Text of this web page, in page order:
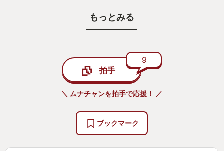
かっていなかった。ステータスの振り方、立ち回
り、武器の強化、そのほか死にゲーの基本となるこ
そして思った。「面白くない」と。トライ＆エラ
ーを繰り返すことに耐性がなく、ソウルを幾度とな
くロストし、少し前に進むのに何時間もかかった。
ど知識はあるが、当時は目に映るすべての敵に立ち
向かいやられていた。『冷たい谷のボルド』を倒し
もっとみる
拍手
9
＼ ムナチャンを拍手で応援！ ／
ブックマーク